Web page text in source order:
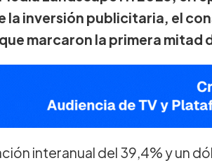
la inversión publicitaria, el
marcaron la primera mitad
interanual del 39,4% y un